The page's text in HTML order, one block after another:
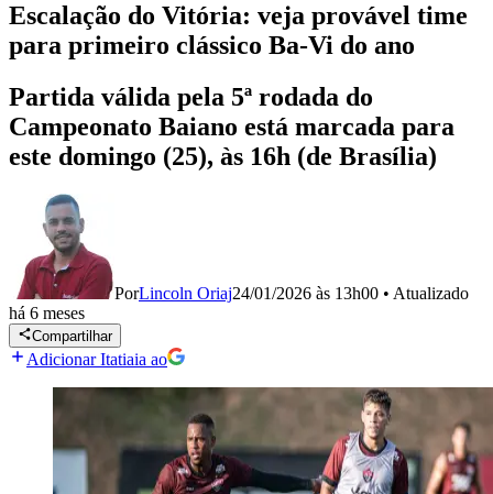
Escalação do Vitória: veja provável time
para primeiro clássico Ba-Vi do ano
Partida válida pela 5ª rodada do
Campeonato Baiano está marcada para
este domingo (25), às 16h (de Brasília)
PorLincoln Oriaj24/01/2026 às 13h00 • Atualizado
há 6 meses
Compartilhar
Adicionar Itatiaia ao